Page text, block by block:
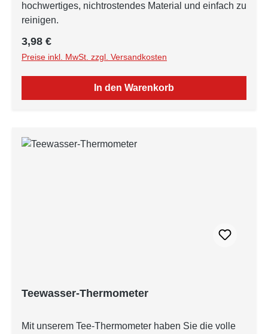
hochwertiges, nichtrostendes Material und einfach zu
reinigen.
Regulärer Preis:
3,98 €
Preise inkl. MwSt. zzgl. Versandkosten
In den Warenkorb
Teewasser-Thermometer
Mit unserem Tee-Thermometer haben Sie die volle